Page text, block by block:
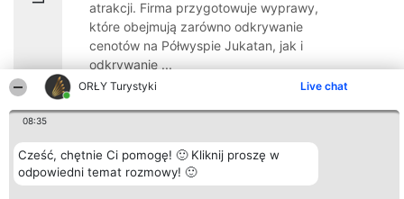
ORŁY Turystyki Live chat
08:35
Cześć, chętnie Ci pomogę! 🙂 Kliknij proszę w
odpowiedni temat rozmowy! 🙂
atrakcji. Firma przygotowuje wyprawy,
które obejmują zarówno odkrywanie
cenotów na Półwyspie Jukatan, jak i
odkrywanie ...
10
Organizator plebiscytu
Bright Side Solutions sp. z o.
o. sp. k.
Plebiscyt
Laureaci
Lista
Kontakt